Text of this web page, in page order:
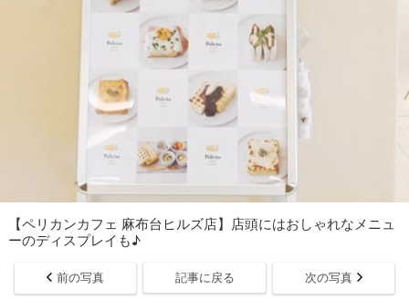
【ペリカンカフェ 麻布台ヒルズ店】店頭にはおしゃれなメニュ
ーのディスプレイも♪
前の写真 記事に戻る 次の写真